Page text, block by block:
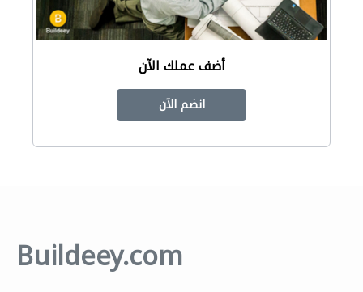
أضف عملك الآن
انضم الآن
Buildeey.com